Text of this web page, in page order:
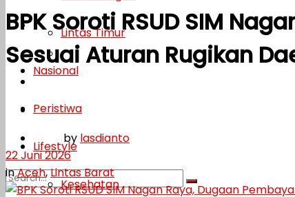
Lifestyle
Kesehatan
DPKA
Nanggroe TV
Lintas Timur
Nasional
Peristiwa
Lifestyle
Kesehatan
BPK Soroti RSUD SIM
Sesuai Aturan Rugikan
by lasdianto
22 Juni 2026
inAceh,Lintas Barat